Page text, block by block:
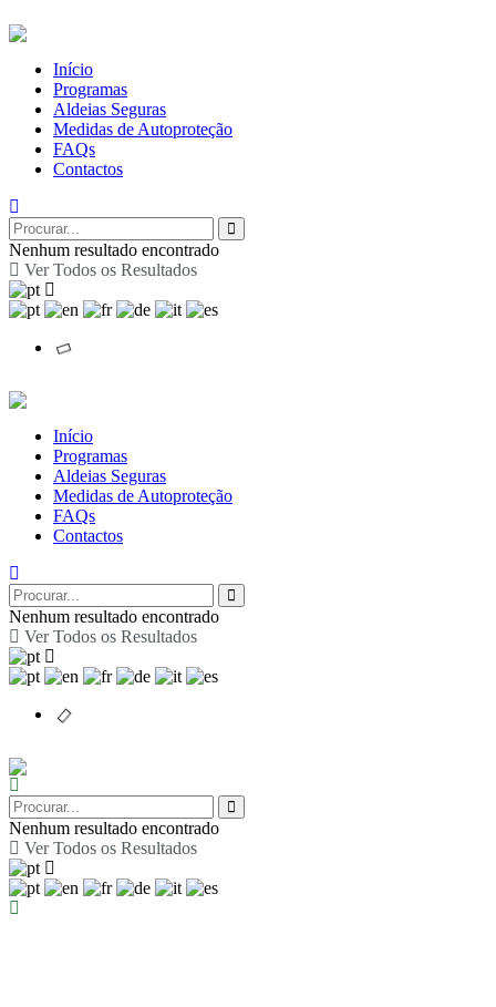
Início
Programas
Aldeias Seguras
Medidas de Autoproteção
FAQs
Contactos
Nenhum resultado encontrado
Ver Todos os Resultados
Início
Programas
Aldeias Seguras
Medidas de Autoproteção
FAQs
Contactos
Nenhum resultado encontrado
Ver Todos os Resultados
Nenhum resultado encontrado
Ver Todos os Resultados